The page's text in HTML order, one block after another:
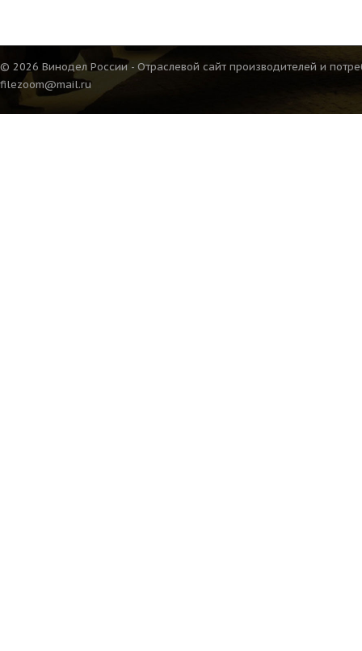
© 2026 Винодел России - Отраслевой сайт производителей и
filezoom@mail.ru